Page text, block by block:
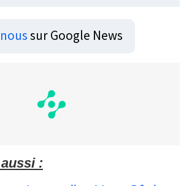
sur Google News
: